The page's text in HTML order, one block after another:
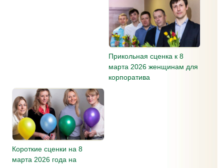
Прикольная сценка к 8
марта 2026 женщинам для
корпоратива
Короткие сценки на 8
марта 2026 года на